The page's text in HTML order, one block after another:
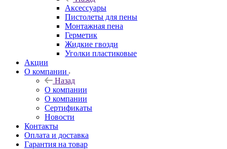
Аксессуары
Пистолеты для пены
Монтажная пена
Герметик
Жидкие гвозди
Уголки пластиковые
Акции
О компании
Назад
О компании
О компании
Сертификаты
Новости
Контакты
Оплата и доставка
Гарантия на товар